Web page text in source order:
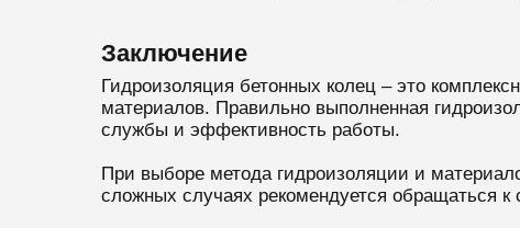
Заключение
Гидроизоляция бетонных колец – это
материалов. Правильно выполненная
службы и эффективность работы.
При выборе метода гидроизоляции и
сложных случаях рекомендуется обращаться